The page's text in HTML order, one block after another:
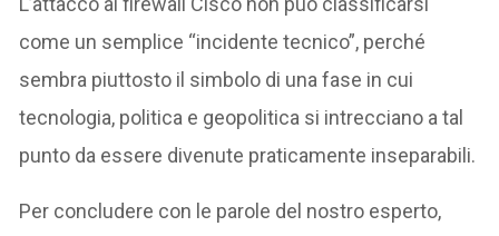
come un semplice “incidente tecnico”, perché
sembra piuttosto il simbolo di una fase in cui
tecnologia, politica e geopolitica si intrecciano a tal
punto da essere divenute praticamente inseparabili.
Per concludere con le parole del nostro esperto,